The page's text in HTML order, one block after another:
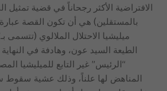
الافتراضية الأكثر رجحاناً في قضية تمثيل
بالمستقلين) هي أن تكون القصة
ميليشيا الاحتلال الملالوي (تتسمى
الطيعة السيد عون، وهادفة في
“الرئيس” غير التابع للميليشيا
المناهض لها علناً، وذلك عشية سقوط